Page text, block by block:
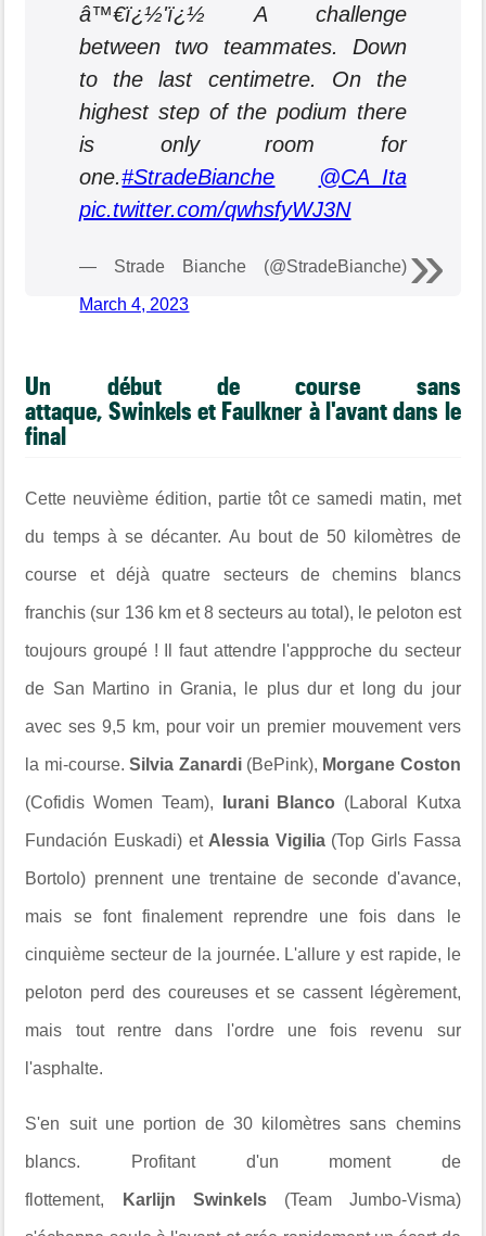
â™€ï¿½'ï¿½ A challenge
between two teammates. Down
to the last centimetre. On the
highest step of the podium there
is only room for
one.#StradeBianche
@CA_Ita
pic.twitter.com/qwhsfyWJ3N
— Strade Bianche (@StradeBianche)
March 4, 2023
Un début de course sans
attaque, Swinkels et Faulkner à l'avant dans le
final
Cette neuvième édition, partie tôt ce samedi matin, met
du temps à se décanter. Au bout de 50 kilomètres de
course et déjà quatre secteurs de chemins blancs
franchis (sur 136 km et 8 secteurs au total), le peloton est
toujours groupé ! Il faut attendre l'appproche du secteur
de San Martino in Grania, le plus dur et long du jour
avec ses9,5 km, pour voir un premier mouvement vers
la mi-course.Silvia Zanardi(BePink), Morgane Coston
(Cofidis Women Team), Iurani Blanco (Laboral Kutxa
Fundación Euskadi) et Alessia Vigilia(Top Girls Fassa
Bortolo) prennent une trentaine de seconde d'avance,
mais se font finalement reprendre une fois dans le
cinquième secteur de la journée. L'allure y est rapide, le
peloton perd des coureuses et se cassent légèrement,
mais tout rentre dans l'ordre une fois revenu sur
l'asphalte.
S'en suit une portion de 30 kilomètres sans chemins
blancs. Profitant d'un moment de
flottement, Karlijn Swinkels(Team Jumbo-Visma)